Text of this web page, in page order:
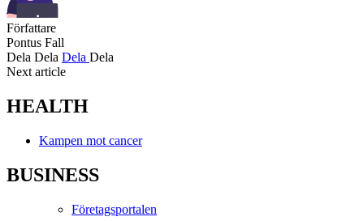
Författare
Pontus Fall
Dela Dela Dela Dela
Next article
HEALTH
Kampen mot cancer
BUSINESS
Företagsportalen